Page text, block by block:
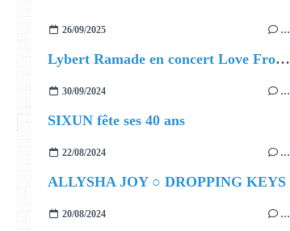
26/09/2025 …
Lybert Ramade en concert Love From Me
30/09/2024 …
SIXUN fête ses 40 ans
22/08/2024 …
ALLYSHA JOY ○ DROPPING KEYS
20/08/2024 …